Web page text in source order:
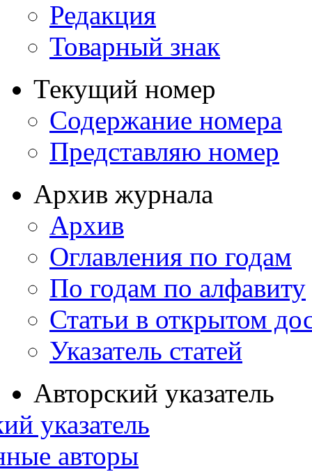
Редакция
Товарный знак
Текущий номер
Содержание номера
Представляю номер
Архив журнала
Архив
Оглавления по годам
По годам по алфавиту
Статьи в открытом
Указатель статей
Авторский указатель
указатель
авторы